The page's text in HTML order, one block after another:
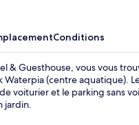
Conditions
& Guesthouse, vous vous
Waterpia (centre aquatique).
voiturier et le parking sans
jardin.